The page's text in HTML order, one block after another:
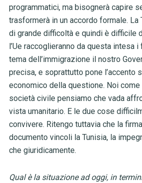
programmatici, ma bisognerà capire
trasformerà in un accordo formale. La
di grande difficoltà e quindi è difficile
l’Ue raccoglieranno da questa intesa
tema dell’immigrazione il nostro
precisa, e soprattutto pone l’accento
economico della questione. Noi
società civile pensiamo che vada
vista umanitario. E le due cose
convivere. Ritengo tuttavia che la
documento vincoli la Tunisia, la
che giuridicamente.
Qual è la situazione ad oggi, in